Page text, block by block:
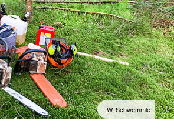
W. Schwemmle